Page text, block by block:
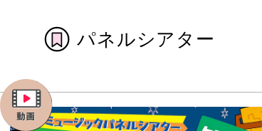
パネルシアター